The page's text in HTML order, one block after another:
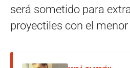
será sometido para
proyectiles con el